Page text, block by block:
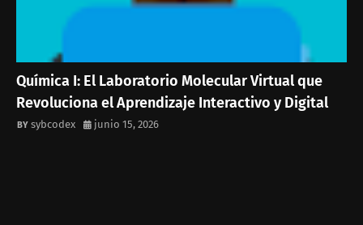
Química I: El Laboratorio Molecular Virtual que
Revoluciona el Aprendizaje Interactivo y Digital
sybcodex junio 15, 2026